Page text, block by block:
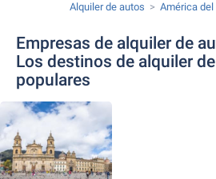
Alquiler de autos América del
Empresas de alquiler de
Los destinos de alquiler
populares